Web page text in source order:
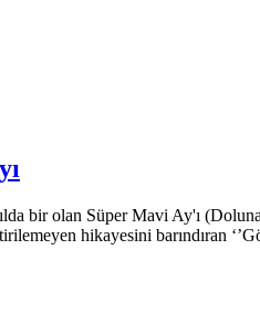
bir olan Süper Mavi Ay'ı
hikayesini barındıran